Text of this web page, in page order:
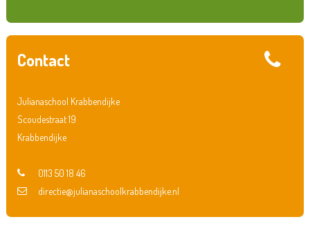
Contact
Julianaschool Krabbendijke
Scoudestraat 19
Krabbendijke
0113 50 18 46
directie@julianaschoolkrabbendijke.nl